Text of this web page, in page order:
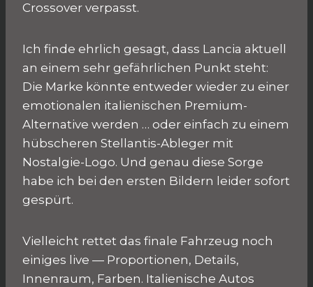
Crossover verpasst.
Ich finde ehrlich gesagt, dass Lancia aktuell
an einem sehr gefährlichen Punkt steht:
Die Marke könnte entweder wieder zu einer
emotionalen italienischen Premium-
Alternative werden … oder einfach zu einem
hübscheren Stellantis-Ableger mit
Nostalgie-Logo. Und genau diese Sorge
habe ich bei den ersten Bildern leider sofort
gespürt.
Vielleicht rettet das finale Fahrzeug noch
einiges live — Proportionen, Details,
Innenraum, Farben. Italienische Autos